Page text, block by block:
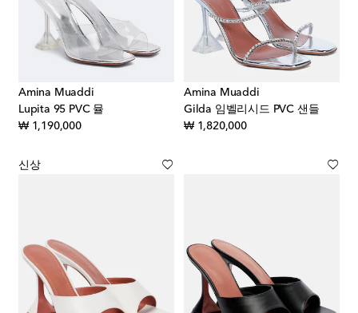
Amina Muaddi
Lupita 95 PVC 뮬
₩ 1,190,000original price
Amina Muaddi
Gilda 임벨리시드 PVC 샌들
₩ 1,820,000original price
신상